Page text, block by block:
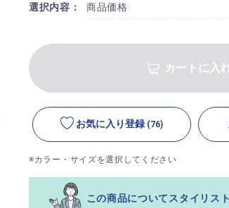
選択内容： 商品価格
カートに入
お気に入り登録 (76)
※カラー・サイズを選択してください
この商品についてスタイリス